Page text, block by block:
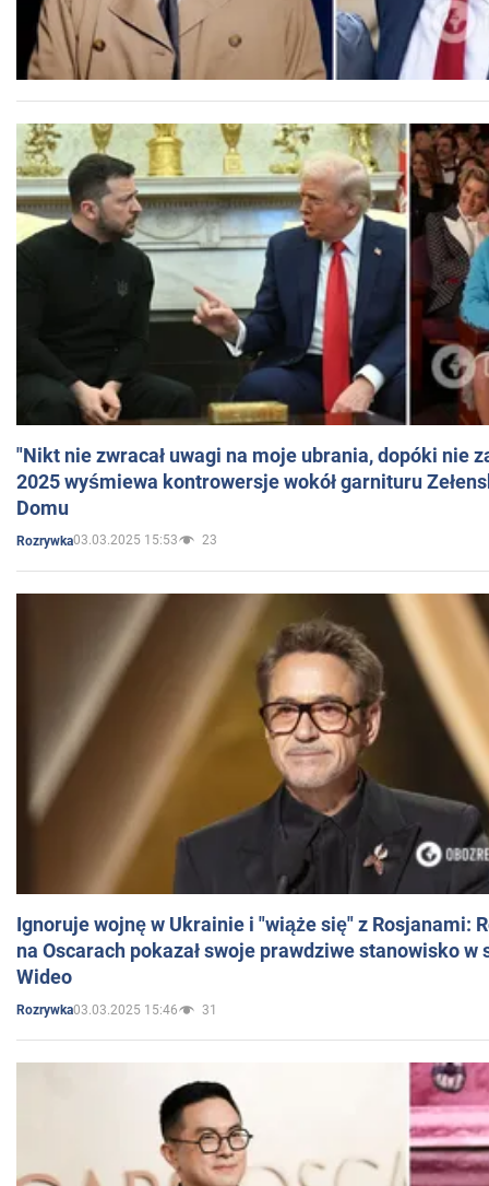
"Nikt nie zwracał uwagi na moje ubrania, dopóki nie
2025 wyśmiewa kontrowersje wokół garnituru
Domu
Rozrywka03.03.2025 15:53 23
Ignoruje wojnę w Ukrainie i "wiąże się" z Rosjanami:
na Oscarach pokazał swoje prawdziwe stanowisko w
Wideo
Rozrywka03.03.2025 15:46 31